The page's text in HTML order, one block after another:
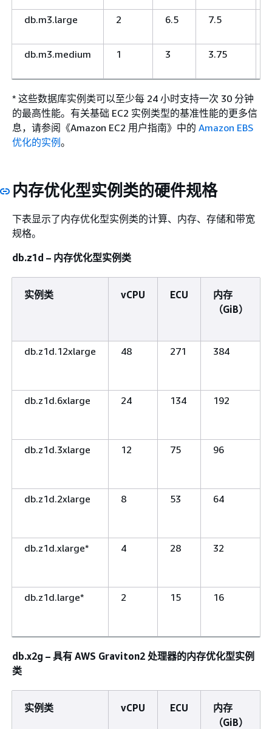
db.m3.large
2 6.5 7.5
db.m3.medium
1 3 3.75
* 这些数据库实例类可以至少每 24 小时支持一次 30 分钟
的最高性能。有关基础 EC2 实例类型的基准性能的更多信
息，请参阅《Amazon EC2 用户指南》 中的 Amazon EBS
优化的实例。
内存优化型实例类的硬件规格
下表显示了内存优化型实例类的计算、内存、存储和带宽
规格。
db.z1d – 内存优化型实例类
实例类 vCPU ECU
内存
（GiB）
db.z1d.12xlarge 48 271 384
db.z1d.6xlarge 24 134 192
db.z1d.3xlarge 12 75 96
db.z1d.2xlarge 8 53 64
db.z1d.xlarge* 4 28 32
db.z1d.large* 2 15 16
db.x2g – 具有 AWS Graviton2 处理器的内存优化型实例
类
实例类 vCPU ECU
内存
（GiB）